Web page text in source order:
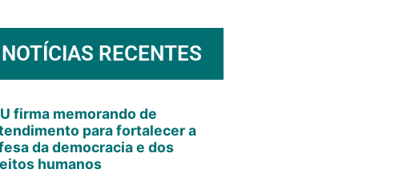
NOTÍCIAS RECENTES
firma memorando de
para fortalecer a
da democracia e dos
humanos